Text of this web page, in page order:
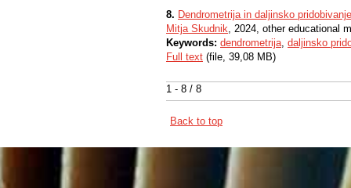
1 - 8 / 8
8. Dendrometrija in daljinsko
Mitja Skudnik, 2024, other educational
Keywords: dendrometrija, daljinsko
Full text (file, 39,08 MB)
Back to top